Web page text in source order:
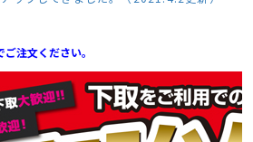
注文ください。